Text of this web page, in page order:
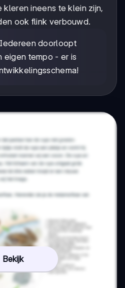
ineens te klein zijn,
ook flink verbouwd.
Iedereen doorloopt
eigen tempo - er is
Bekijk